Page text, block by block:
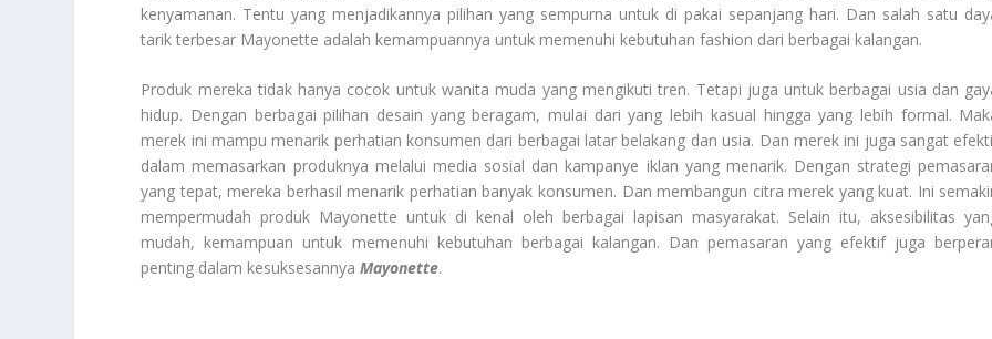
kenyamanan. Tentu yang menjadikannya pilihan yang sempurna untuk di pakai sepanjang hari. Dan salah satu
tarik terbesar Mayonette adalah kemampuannya untuk memenuhi kebutuhan fashion dari berbagai kalangan.
Produk mereka tidak hanya cocok untuk wanita muda yang mengikuti tren. Tetapi juga untuk berbagai usia dan
hidup. Dengan berbagai pilihan desain yang beragam, mulai dari yang lebih kasual hingga yang lebih formal.
merek ini mampu menarik perhatian konsumen dari berbagai latar belakang dan usia. Dan merek ini juga sangat
dalam memasarkan produknya melalui media sosial dan kampanye iklan yang menarik. Dengan strategi
yang tepat, mereka berhasil menarik perhatian banyak konsumen. Dan membangun citra merek yang kuat. Ini
mempermudah produk Mayonette untuk di kenal oleh berbagai lapisan masyarakat. Selain itu, aksesibilitas
mudah, kemampuan untuk memenuhi kebutuhan berbagai kalangan. Dan pemasaran yang efektif juga
penting dalam kesuksesannyaMayonette.